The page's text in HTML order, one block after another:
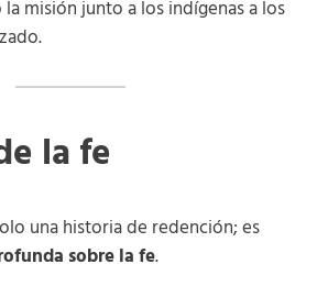
misión junto a los indígenas a los
la fe
una historia de redención; es
sobre la fe.